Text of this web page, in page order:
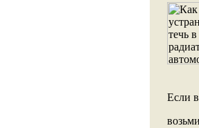
Если